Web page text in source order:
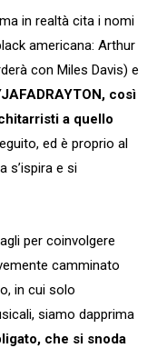
in realtà cita i nomi
americana: Arthur
con Miles Davis) e
così
a quello
ed è proprio al
s’ispira e si
per coinvolgere
camminato
in cui solo
siamo dapprima
che si snoda